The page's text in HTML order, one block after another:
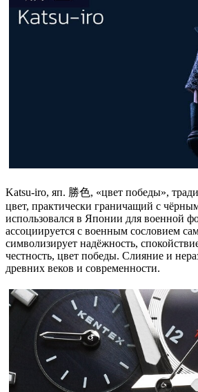
Katsu-iro, яп. 勝色, «цвет победы»,
цвет, практически граничащий с
использовался в Японии для военной
ассоциируется с военным сословием
символизирует надёжность,
честность, цвет победы. Слияние и
древних веков и современности.